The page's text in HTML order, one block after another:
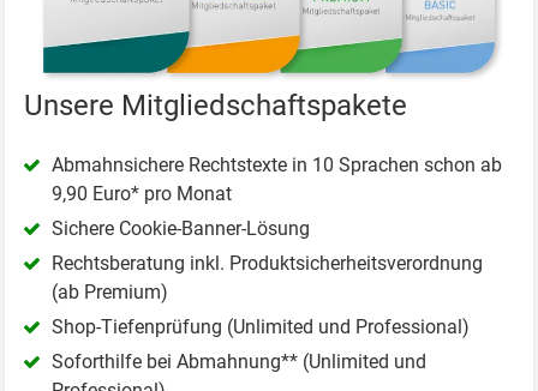
Unsere Mitgliedschaftspakete
Abmahnsichere Rechtstexte in 10 Sprachen schon ab
9,90 Euro* pro Monat
Sichere Cookie-Banner-Lösung
Rechtsberatung inkl. Produktsicherheitsverordnung
(ab Premium)
Shop-Tiefenprüfung (Unlimited und Professional)
Soforthilfe bei Abmahnung** (Unlimited und